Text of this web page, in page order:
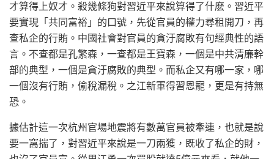
才算得上奴才。殺幾條狗對習近平來說算得了什麽。習近平
要實現「共同富裕」的口號，先從官員的權力尋租開刀，再
查私企的行賄。中國社會對官員的貪汙腐敗有句經典性的語
言。不查都是孔繁森，一查都是王寶森，一個是中共清廉幹
部的典型，一個是貪汙腐敗的典型。而私企又有哪一家，哪
一個沒有行賄，偷稅漏稅。之江新軍得習恩寵，更是有持無
恐。
據估計這一次杭州官場地震將有數萬官員被牽連，也就是說
要一窩揣了，對習近平來說是一刀兩獲，既收了私企的財，